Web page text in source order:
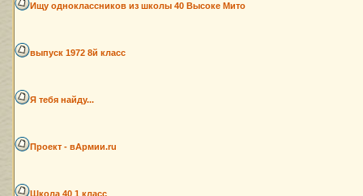
Ищу одноклассников из школы 40 Высоке Мито
выпуск 1972 8й класс
Я тебя найду...
Проект - вАрмии.ru
Школа 40 1 класс